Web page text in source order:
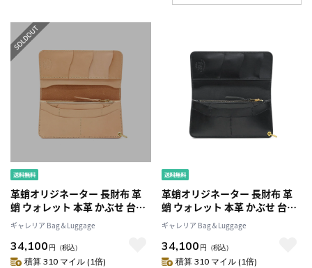
革蛸オリジネーター 長財布 革
蛸 ウォレット 本革 かぶせ 台形
ロングワレット サードタイプ
革蛸謹製 メンズ レディース 日
本製カワタコ BGS-001 HOH-
001
ギャレリア Bag＆Luggage
34,100 円 （税込）
積算 310 マイル (1倍)
革蛸オリジネーター 長財布 革
蛸 ウォレット 本革 かぶせ 台形
ロングワレット サードタイプ
革蛸謹製 メンズ レディース 日
本製カワタコ BGS-001 HOH-
001
ギャレリア Bag＆Luggage
34,100 円 （税込）
積算 310 マイル (1倍)